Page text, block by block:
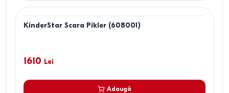
KinderStar Scara Pikler (608001)
1610 Lei
Adaugă